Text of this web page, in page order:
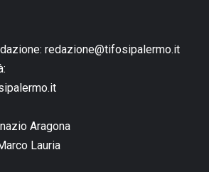
redazione@tifosipalermo.it
Aragona
Lauria